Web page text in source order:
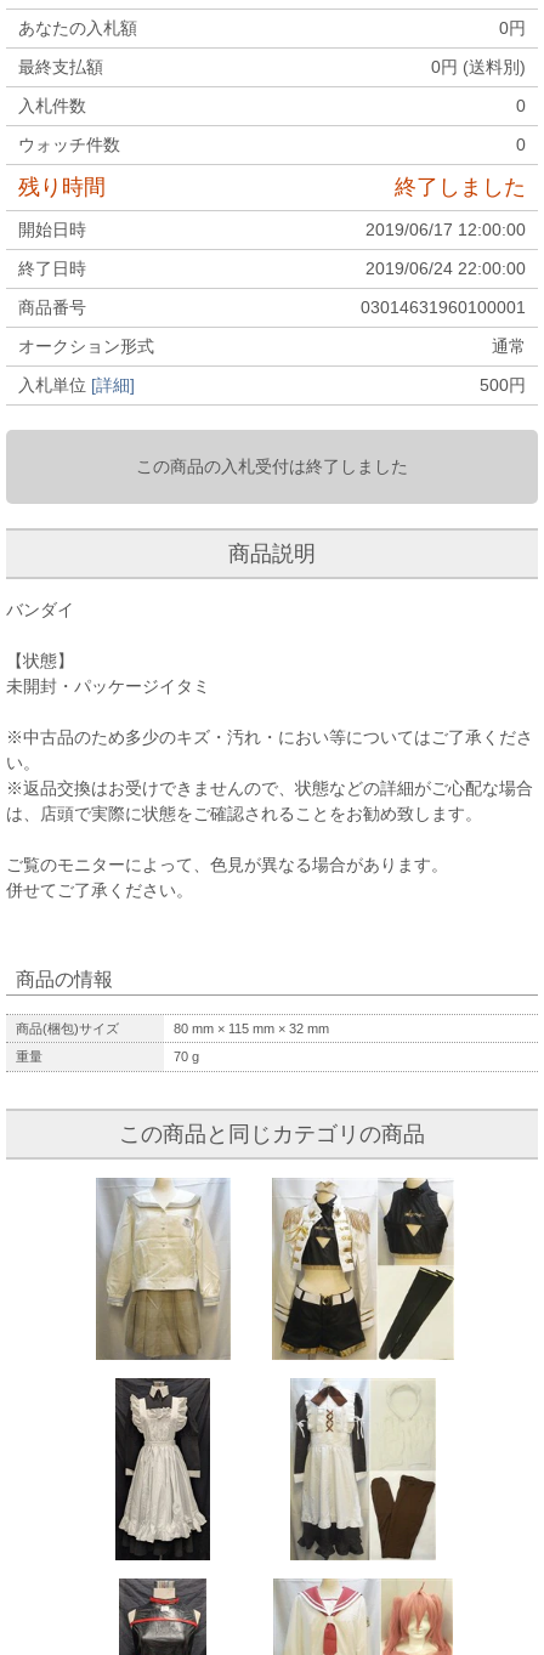
あなたの入札額
0円
最終支払額
0円 (送料別)
入札件数
0
ウォッチ件数
0
残り時間 終了しました
開始日時
2019/06/17 12:00:00
終了日時
2019/06/24 22:00:00
商品番号
03014631960100001
オークション形式
通常
入札単位 [詳細] 500円
この商品の入札受付は終了しました
商品説明
バンダイ
【状態】
未開封・パッケージイタミ
※中古品のため多少のキズ・汚れ・におい等についてはご了承くださ
い。
※返品交換はお受けできませんので、状態などの詳細がご心配な場合
は、店頭で実際に状態をご確認されることをお勧め致します。
ご覧のモニターによって、色見が異なる場合があります。
併せてご了承ください。
商品の情報
商品(梱包)サイズ 80 mm × 115 mm × 32 mm
重量
70 g
この商品と同じカテゴリの商品